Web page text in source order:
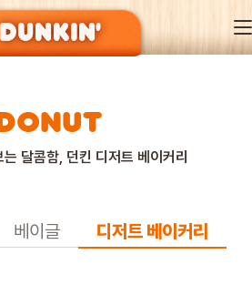
SEASON
베이글 디저트 베이커리
달콤함, 던킨 디저트 베이커리